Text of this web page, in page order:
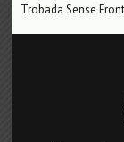
Trobada Sense